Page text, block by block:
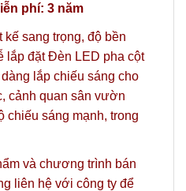
phí: 3 năm
sang trọng, độ bền
lắp đặt Đèn LED pha cột
lắp chiếu sáng cho
cảnh quan sân vườn
chiếu sáng mạnh, trong
và chương trình bán
liên hệ với công ty để